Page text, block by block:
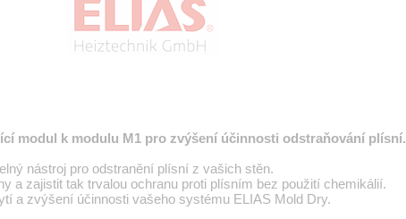
modul k modulu M1 pro zvýšení účinnosti odstraňování plísní.
nástroj pro odstranění plísní z vašich stěn.
a zajistit tak trvalou ochranu proti plísním bez použití chemikálií.
a zvýšení účinnosti vašeho systému ELIAS Mold Dry.